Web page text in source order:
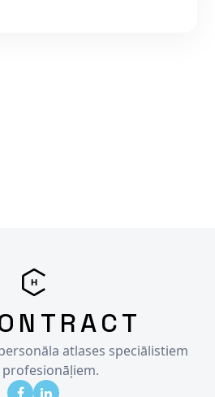
atlases speciālistiem
profesionāļiem.